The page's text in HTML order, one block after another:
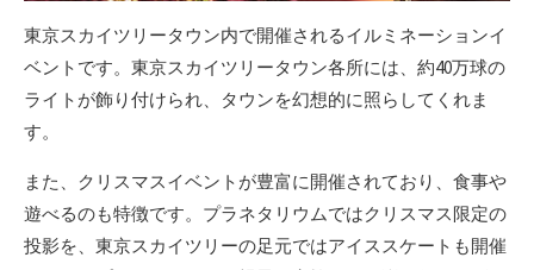
東京スカイツリータウン内で開催されるイルミネーションイ
ベントです。東京スカイツリータウン各所には、約40万球の
ライトが飾り付けられ、タウンを幻想的に照らしてくれま
す。
また、クリスマスイベントが豊富に開催されており、食事や
遊べるのも特徴です。プラネタリウムではクリスマス限定の
投影を、東京スカイツリーの足元ではアイススケートも開催